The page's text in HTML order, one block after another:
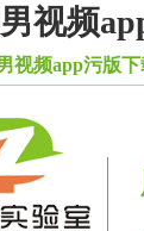
视频
污版下载等一